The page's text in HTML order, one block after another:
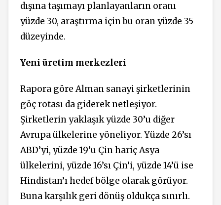
dışına taşımayı planlayanların oranı
yüzde 30, araştırma için bu oran yüzde 35
düzeyinde.
Yeni üretim merkezleri
Rapora göre Alman sanayi şirketlerinin
göç rotası da giderek netleşiyor.
Şirketlerin yaklaşık yüzde 30’u diğer
Avrupa ülkelerine yöneliyor. Yüzde 26’sı
ABD’yi, yüzde 19’u Çin hariç Asya
ülkelerini, yüzde 16’sı Çin’i, yüzde 14’ü ise
Hindistan’ı hedef bölge olarak görüyor.
Buna karşılık geri dönüş oldukça sınırlı.